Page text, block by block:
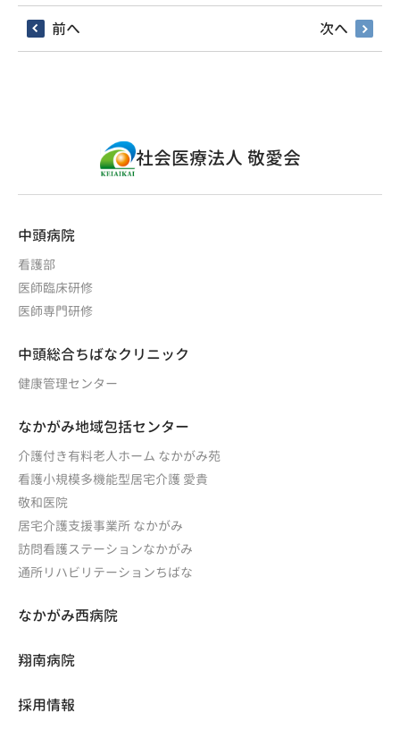
前へ 次へ
社会医療法人 敬愛会
中頭病院
看護部
医師臨床研修
医師専門研修
中頭総合ちばなクリニック
健康管理センター
なかがみ地域包括センター
介護付き有料老人ホーム なかがみ苑
看護小規模多機能型居宅介護 愛貴
敬和医院
居宅介護支援事業所 なかがみ
訪問看護ステーションなかがみ
通所リハビリテーションちばな
なかがみ西病院
翔南病院
採用情報